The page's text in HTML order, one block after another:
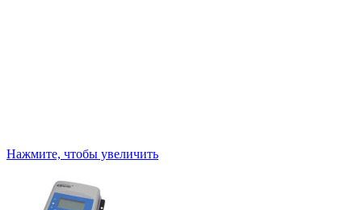
Нажмите, чтобы увеличить